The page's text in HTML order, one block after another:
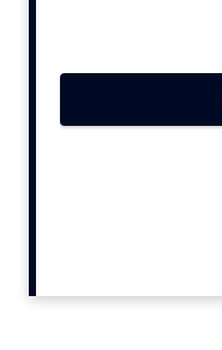
Contentmarketing